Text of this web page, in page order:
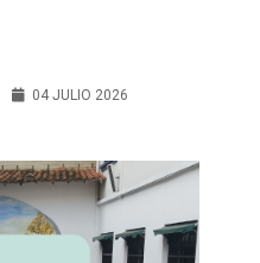
04 JULIO 2026